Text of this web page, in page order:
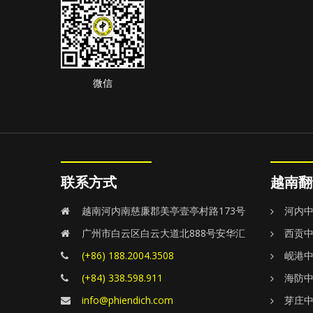
微信
联系方式
越南河内南慈廉郡美亭壹亭村路173号
广州市白云区白云大道北888号安华汇
(+86) 188.2004.3508
(+84) 338.598.911
info@phiendich.com
越南
河内
西贡
岘港
海防
芽庄